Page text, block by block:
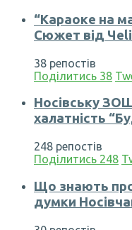
“Караоке на
Сюжет від
38 репостів
Поділитись 38
Носівську
халатність
248 репостів
Поділитись 248
Що знають про
думки